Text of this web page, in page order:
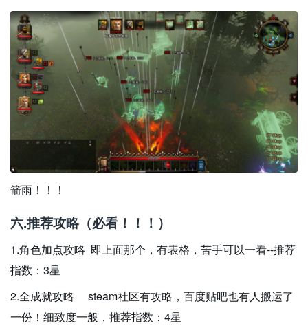
箭雨！！！
六.推荐攻略（必看！！！）
1.角色加点攻略 即上面那个，有表格，苦手可以一看--推荐
指数：3星
2.全成就攻略 steam社区有攻略，百度贴吧也有人搬运了
一份！细致度一般，推荐指数：4星